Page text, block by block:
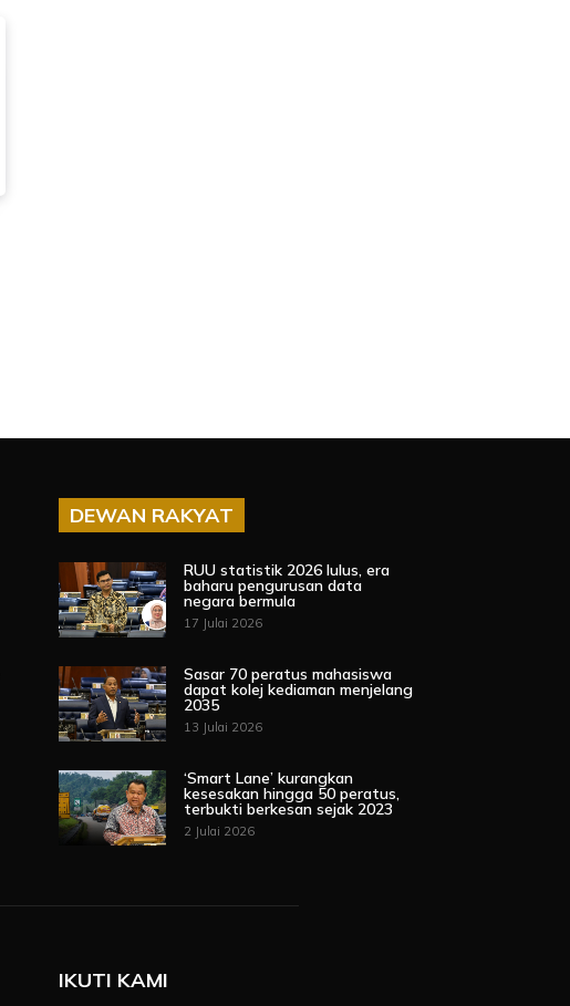
DEWAN RAKYAT
RUU statistik 2026 lulus, era
baharu pengurusan data
negara bermula
17 Julai 2026
Sasar 70 peratus mahasiswa
dapat kolej kediaman menjelang
2035
13 Julai 2026
‘Smart Lane’ kurangkan
kesesakan hingga 50 peratus,
terbukti berkesan sejak 2023
2 Julai 2026
IKUTI KAMI